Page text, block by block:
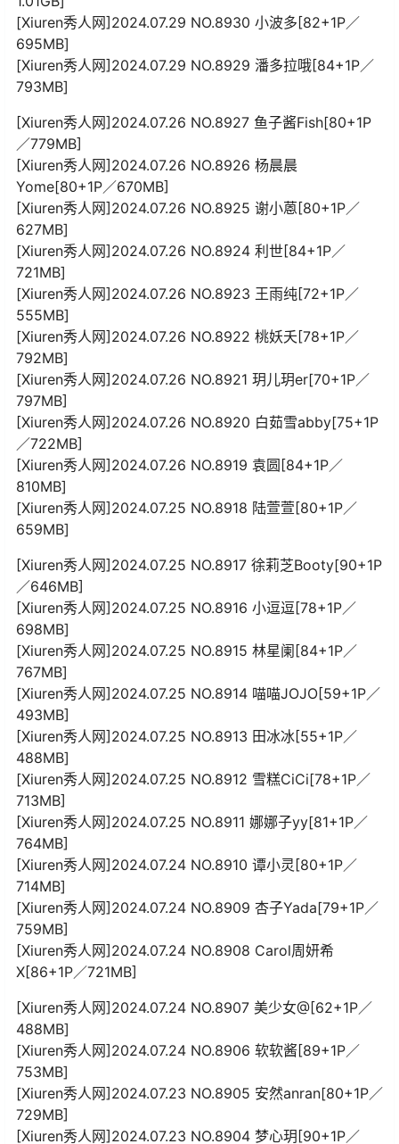
[Xiuren秀人网]2024.07.29 NO.8930 小波多[82+1P／
695MB]
[Xiuren秀人网]2024.07.29 NO.8929 潘多拉哦[84+1P／
793MB]
[Xiuren秀人网]2024.07.26 NO.8927 鱼子酱Fish[80+1P
／779MB]
[Xiuren秀人网]2024.07.26 NO.8926 杨晨晨
Yome[80+1P／670MB]
[Xiuren秀人网]2024.07.26 NO.8925 谢小蒽[80+1P／
627MB]
[Xiuren秀人网]2024.07.26 NO.8924 利世[84+1P／
721MB]
[Xiuren秀人网]2024.07.26 NO.8923 王雨纯[72+1P／
555MB]
[Xiuren秀人网]2024.07.26 NO.8922 桃妖夭[78+1P／
792MB]
[Xiuren秀人网]2024.07.26 NO.8921 玥儿玥er[70+1P／
797MB]
[Xiuren秀人网]2024.07.26 NO.8920 白茹雪abby[75+1P
／722MB]
[Xiuren秀人网]2024.07.26 NO.8919 袁圆[84+1P／
810MB]
[Xiuren秀人网]2024.07.25 NO.8918 陆萱萱[80+1P／
659MB]
[Xiuren秀人网]2024.07.25 NO.8917 徐莉芝Booty[90+1P
／646MB]
[Xiuren秀人网]2024.07.25 NO.8916 小逗逗[78+1P／
698MB]
[Xiuren秀人网]2024.07.25 NO.8915 林星阑[84+1P／
767MB]
[Xiuren秀人网]2024.07.25 NO.8914 喵喵JOJO[59+1P／
493MB]
[Xiuren秀人网]2024.07.25 NO.8913 田冰冰[55+1P／
488MB]
[Xiuren秀人网]2024.07.25 NO.8912 雪糕CiCi[78+1P／
713MB]
[Xiuren秀人网]2024.07.25 NO.8911 娜娜子yy[81+1P／
764MB]
[Xiuren秀人网]2024.07.24 NO.8910 谭小灵[80+1P／
714MB]
[Xiuren秀人网]2024.07.24 NO.8909 杏子Yada[79+1P／
759MB]
[Xiuren秀人网]2024.07.24 NO.8908 Carol周妍希
X[86+1P／721MB]
[Xiuren秀人网]2024.07.24 NO.8907 美少女@[62+1P／
488MB]
[Xiuren秀人网]2024.07.24 NO.8906 软软酱[89+1P／
753MB]
[Xiuren秀人网]2024.07.23 NO.8905 安然anran[80+1P／
729MB]
[Xiuren秀人网]2024.07.23 NO.8904 梦心玥[90+1P／